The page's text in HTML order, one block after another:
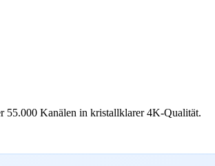
Kanälen in kristallklarer 4K-Qualität.